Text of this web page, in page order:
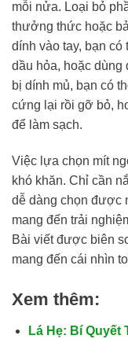
mỗi nửa. Loại bỏ
thưởng thức hoặc
dính vào tay, bạn
dầu hỏa, hoặc
bị dính mủ, bạn có
cứng lại rồi gỡ bỏ,
để làm sạch.
Việc lựa chọn mít
khó khăn. Chỉ cần
dễ dàng chọn được
mang đến trải
Bài viết được biên
mang đến cái nhìn
Xem thêm:
Lá Hẹ: Bí